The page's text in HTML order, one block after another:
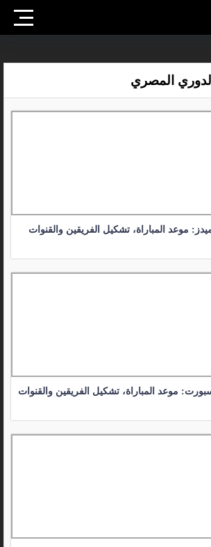
المصري
موعد المباراة، تشكيل الفريقين والقنوات
موعد المباراة، تشكيل الفريقين والقنوات